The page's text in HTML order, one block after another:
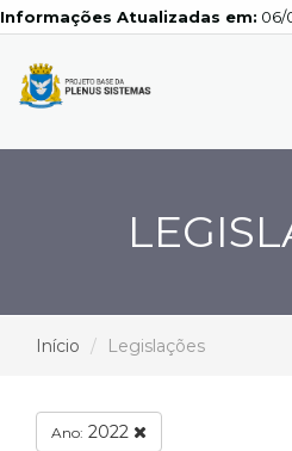
Atualizadas em: 06/
Início Legislações
Ano: 2022